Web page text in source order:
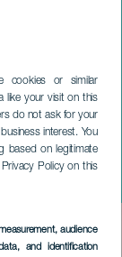
cookies or similar
like your visit on this
do not ask for your
interest. You
based on legitimate
Policy on this
audience
and identification